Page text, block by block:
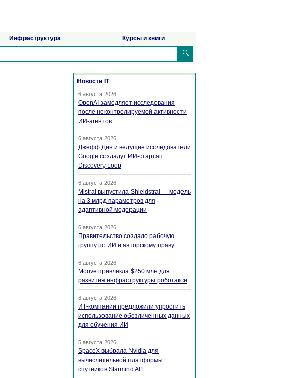
Инфраструктура Курсы и книги
🔍
Новости IT
6 августа 2026
OpenAI замедляет исследования
после неконтролируемой активности
ИИ-агентов
6 августа 2026
Джефф Дин и ведущие исследователи
Google создадут ИИ-стартап
Discovery Loop
6 августа 2026
Mistral выпустила Shieldstral — модель
на 3 млрд параметров для
адаптивной модерации
6 августа 2026
Правительство создало рабочую
группу по ИИ и авторскому праву
6 августа 2026
Moove привлекла $250 млн для
развития инфраструктуры роботакси
6 августа 2026
ИТ-компании предложили упростить
использование обезличенных данных
для обучения ИИ
5 августа 2026
SpaceX выбрала Nvidia для
вычислительной платформы
спутников Starmind AI1